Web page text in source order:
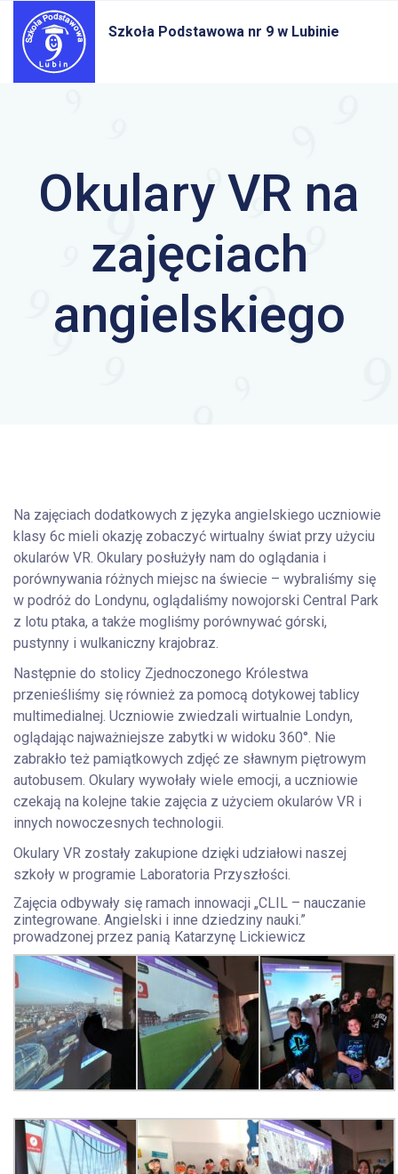
Szkoła Podstawowa nr 9 w Lubinie
Okulary VR na
zajęciach
angielskiego
Na zajęciach dodatkowych z języka angielskiego uczniowie
klasy 6c mieli okazję zobaczyć wirtualny świat przy użyciu
okularów VR. Okulary posłużyły nam do oglądania i
porównywania różnych miejsc na świecie – wybraliśmy się
w podróż do Londynu, oglądaliśmy nowojorski Central Park
z lotu ptaka, a także mogliśmy porównywać górski,
pustynny i wulkaniczny krajobraz.
Następnie do stolicy Zjednoczonego Królestwa
przenieśliśmy się również za pomocą dotykowej tablicy
multimedialnej. Uczniowie zwiedzali wirtualnie Londyn,
oglądając najważniejsze zabytki w widoku 360°. Nie
zabrakło też pamiątkowych zdjęć ze sławnym piętrowym
autobusem. Okulary wywołały wiele emocji, a uczniowie
czekają na kolejne takie zajęcia z użyciem okularów VR i
innych nowoczesnych technologii.
Okulary VR zostały zakupione dzięki udziałowi naszej
szkoły w programie Laboratoria Przyszłości.
Zajęcia odbywały się ramach innowacji „CLIL – nauczanie
zintegrowane. Angielski i inne dziedziny nauki.”
prowadzonej przez panią Katarzynę Lickiewicz